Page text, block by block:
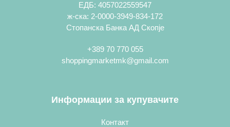
ЕДБ: 4057022559547
ж-ска: 2-0000-3949-834-172
Стопанска Банка АД Скопје
+389 70 770 055
shoppingmarketmk@gmail.com
Информации за купувачите
Контакт